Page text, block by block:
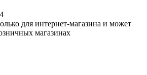
для интернет-магазина и может
магазинах